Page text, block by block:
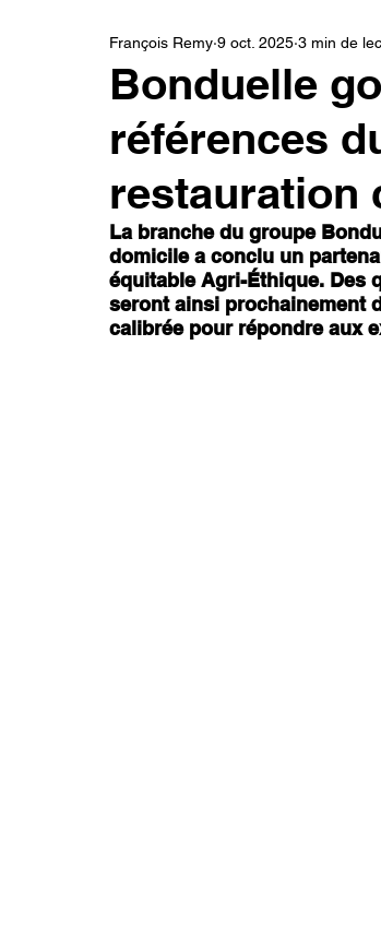
Bonduelle
références
restauration
François Remy 9 oct. 2025 3 min de
La branche du groupe
domicile a conclu un
équitable Agri-Éthique. Des
seront ainsi prochainement
calibrée pour répondre aux